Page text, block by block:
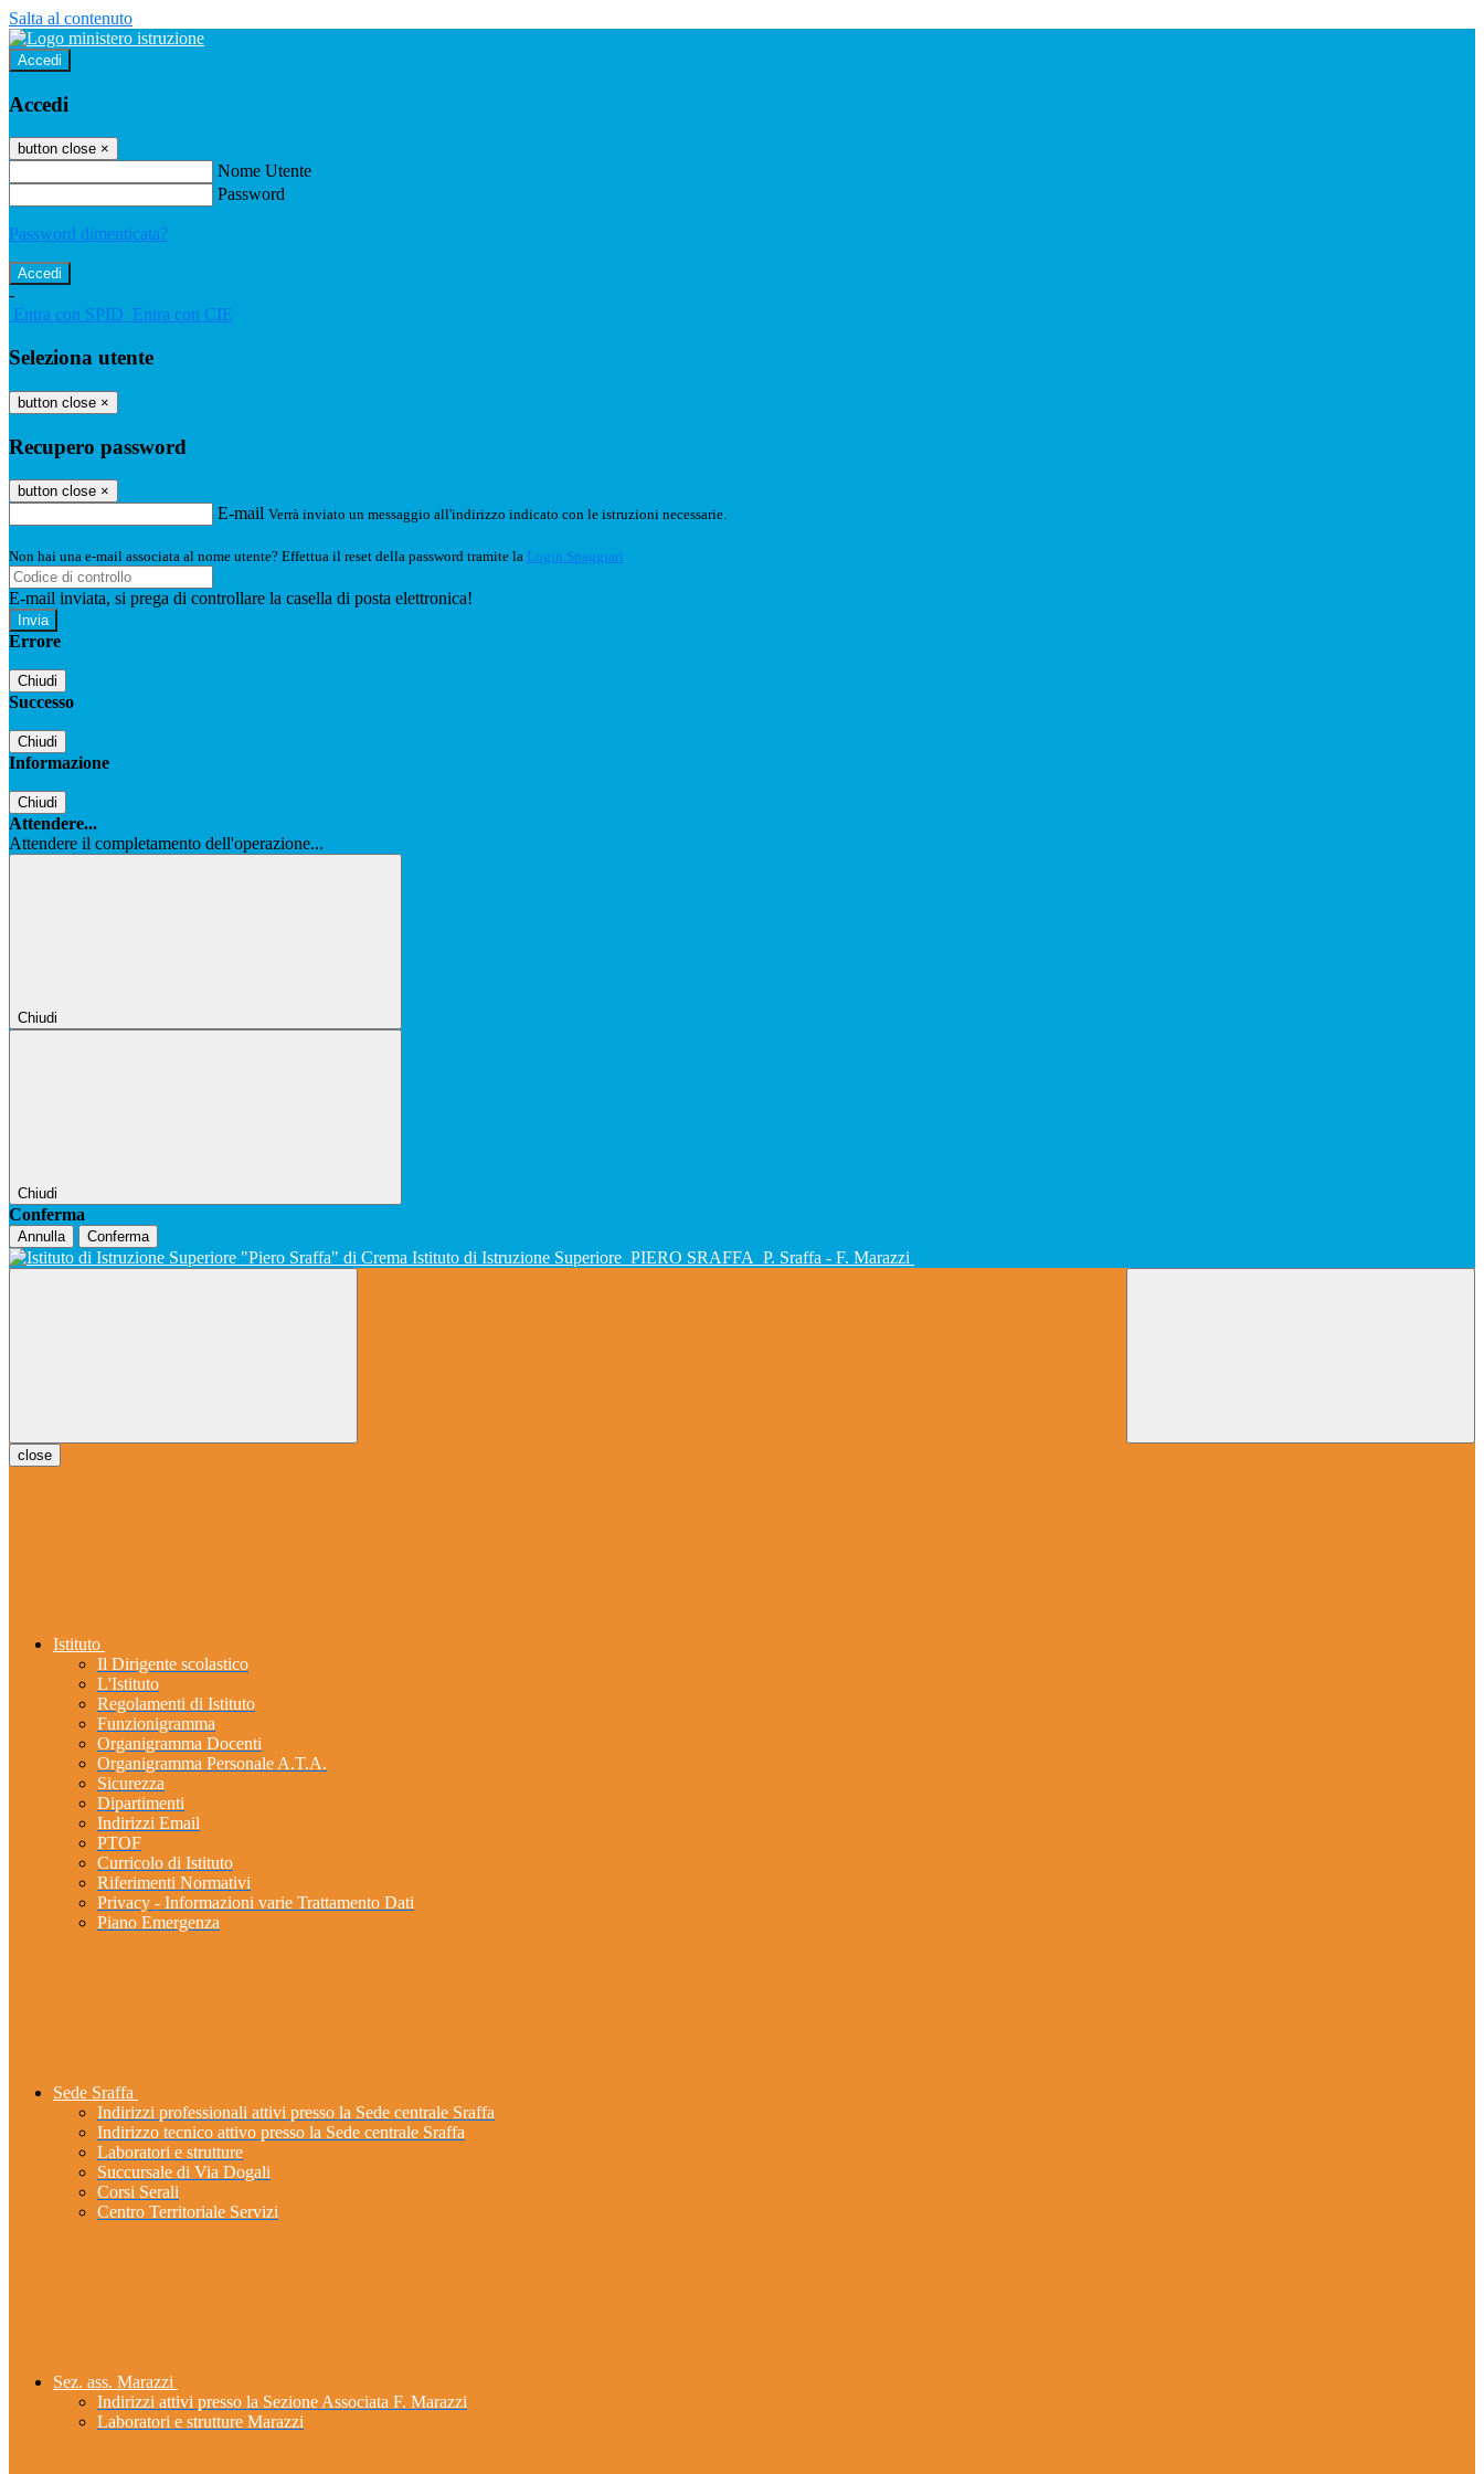
Salta al contenuto
Accedi
Accedi
button close ×
Nome Utente
Password
Password dimenticata?
-
Entra con SPID Entra con CIE
Seleziona utente
button close ×
Recupero password
button close ×
E-mail Verrà inviato un messaggio all'indirizzo indicato con le istruzioni necessarie.
Non hai una e-mail associata al nome utente? Effettua il reset della password tramite la Login Spaggiari
E-mail inviata, si prega di controllare la casella di posta elettronica!
Errore
Chiudi
Successo
Chiudi
Informazione
Chiudi
Attendere...
Attendere il completamento dell'operazione...
Chiudi
Chiudi
Conferma
Annulla Conferma
Istituto di Istruzione Superiore PIERO SRAFFA P. Sraffa - F. Marazzi
close
Istituto
Il Dirigente scolastico
L'Istituto
Regolamenti di Istituto
Funzionigramma
Organigramma Docenti
Organigramma Personale A.T.A.
Sicurezza
Dipartimenti
Indirizzi Email
PTOF
Curricolo di Istituto
Riferimenti Normativi
Privacy - Informazioni varie Trattamento Dati
Piano Emergenza
Sede Sraffa
Indirizzi professionali attivi presso la Sede centrale Sraffa
Indirizzo tecnico attivo presso la Sede centrale Sraffa
Laboratori e strutture
Succursale di Via Dogali
Corsi Serali
Centro Territoriale Servizi
Sez. ass. Marazzi
Indirizzi attivi presso la Sezione Associata F. Marazzi
Laboratori e strutture Marazzi